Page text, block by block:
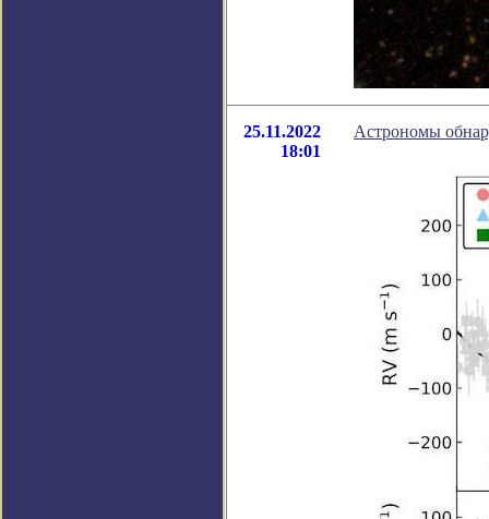
25.11.2022
18:01
Астрономы